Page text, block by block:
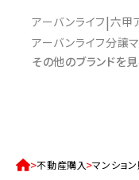
アーバンライフ 六甲
アーバンライフ分譲
その他のブランドを
不動産購入 マンショ